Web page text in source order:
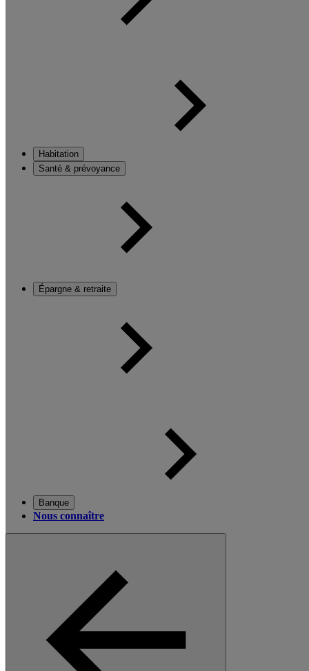
Habitation
Santé & prévoyance
Épargne & retraite
Banque
Nous connaître